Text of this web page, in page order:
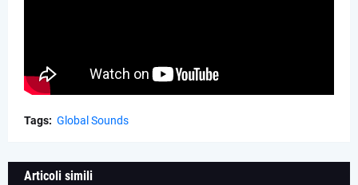
Tags: Global Sounds
Articoli simili